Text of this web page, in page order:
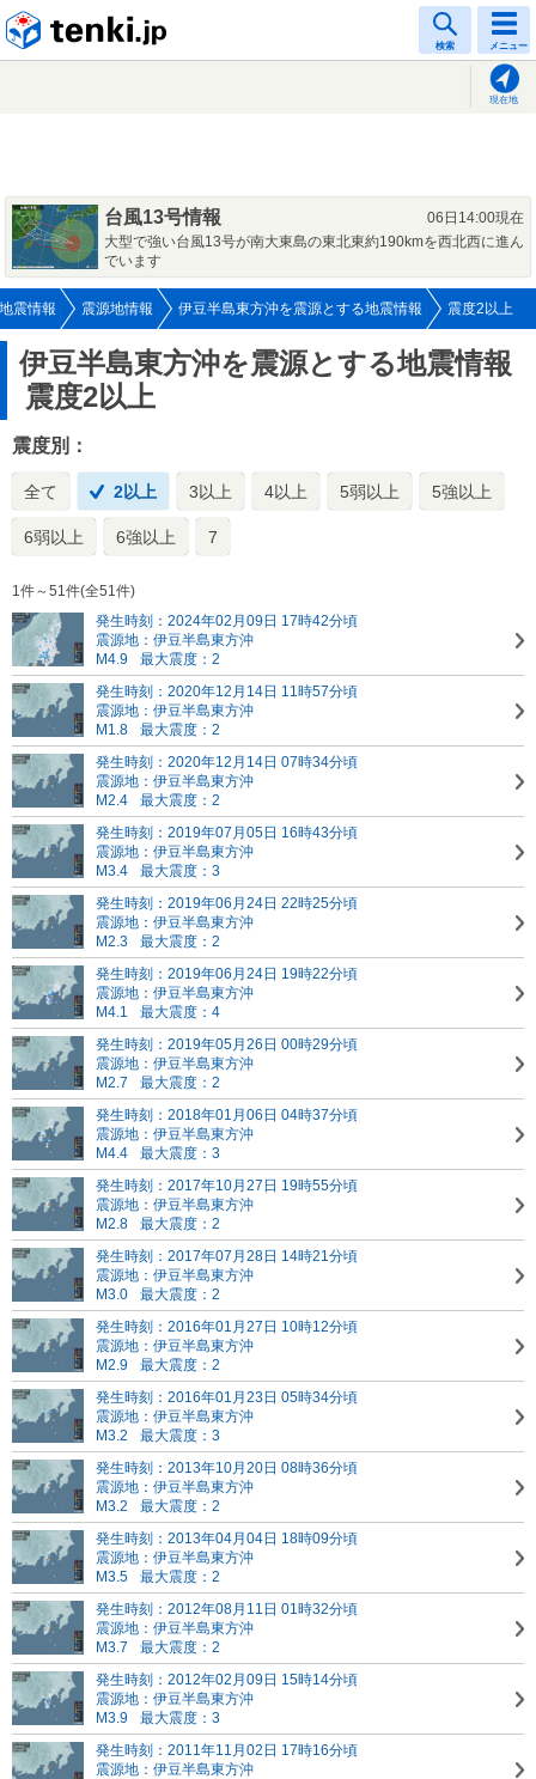
検索 メニュー
現在地
台風13号情報
06日14:00現在
大型で強い台風13号が南大東島の東北東約190kmを西北西に進ん
でいます
地震情報 震源地情報 伊豆半島東方沖を震源とする地震情報 震度2以上
伊豆半島東方沖を震源とする地震情報
震度2以上
震度別：
全て 2以上 3以上 4以上 5弱以上 5強以上
6弱以上 6強以上 7
1件～51件(全51件)
発生時刻：2024年02月09日 17時42分頃
震源地：伊豆半島東方沖
M4.9
最大震度：2
発生時刻：2020年12月14日 11時57分頃
震源地：伊豆半島東方沖
M1.8
最大震度：2
発生時刻：2020年12月14日 07時34分頃
震源地：伊豆半島東方沖
M2.4
最大震度：2
発生時刻：2019年07月05日 16時43分頃
震源地：伊豆半島東方沖
M3.4
最大震度：3
発生時刻：2019年06月24日 22時25分頃
震源地：伊豆半島東方沖
M2.3
最大震度：2
発生時刻：2019年06月24日 19時22分頃
震源地：伊豆半島東方沖
M4.1
最大震度：4
発生時刻：2019年05月26日 00時29分頃
震源地：伊豆半島東方沖
M2.7
最大震度：2
発生時刻：2018年01月06日 04時37分頃
震源地：伊豆半島東方沖
M4.4
最大震度：3
発生時刻：2017年10月27日 19時55分頃
震源地：伊豆半島東方沖
M2.8
最大震度：2
発生時刻：2017年07月28日 14時21分頃
震源地：伊豆半島東方沖
M3.0
最大震度：2
発生時刻：2016年01月27日 10時12分頃
震源地：伊豆半島東方沖
M2.9
最大震度：2
発生時刻：2016年01月23日 05時34分頃
震源地：伊豆半島東方沖
M3.2
最大震度：3
発生時刻：2013年10月20日 08時36分頃
震源地：伊豆半島東方沖
M3.2
最大震度：2
発生時刻：2013年04月04日 18時09分頃
震源地：伊豆半島東方沖
M3.5
最大震度：2
発生時刻：2012年08月11日 01時32分頃
震源地：伊豆半島東方沖
M3.7
最大震度：2
発生時刻：2012年02月09日 15時14分頃
震源地：伊豆半島東方沖
M3.9
最大震度：3
発生時刻：2011年11月02日 17時16分頃
震源地：伊豆半島東方沖